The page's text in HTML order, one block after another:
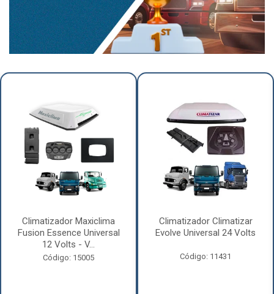
Climatizador Maxiclima
Fusion Essence Universal
12 Volts - V...
Código: 15005
Climatizador Climatizar
Evolve Universal 24 Volts
Código: 11431